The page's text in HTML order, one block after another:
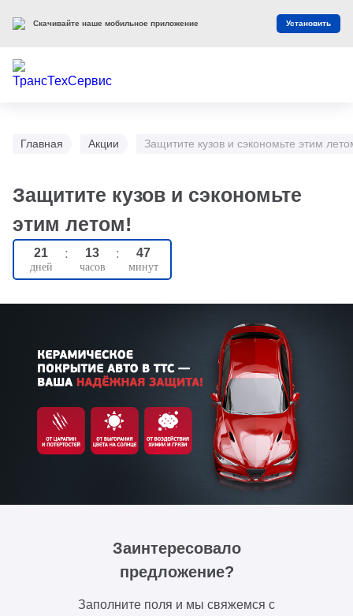
Главная Акции Защитите кузов и сэкономьте этим
Защитите кузов и сэкономьте
этим летом!
21 : 13 : 47
Заинтересовало
предложение?
Заполните поля и мы свяжемся с
Скачивайте наше мобильное приложение Установить